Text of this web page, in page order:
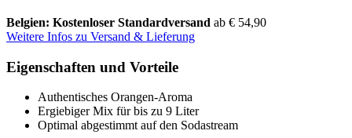
Belgien: Kostenloser Standardversand ab € 54,90
Weitere Infos zu Versand & Lieferung
Eigenschaften und Vorteile
Authentisches Orangen-Aroma
Ergiebiger Mix für bis zu 9 Liter
Optimal abgestimmt auf den Sodastream